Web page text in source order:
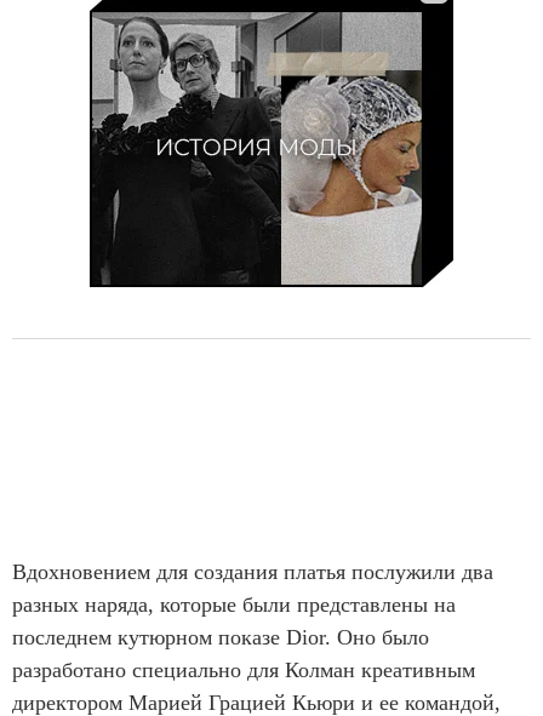
Вдохновением для создания платья послужили два
разных наряда, которые были представлены на
последнем кутюрном показе Dior. Оно было
разработано специально для Колман креативным
директором Марией Грацией Кьюри и ее командой,